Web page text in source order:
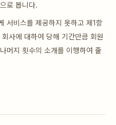
로 봅니다.
서비스를 제공하지 못하고 제1항
사에 대하여 당해 기간만큼 회원
머지 횟수의 소개를 이행하여 줄